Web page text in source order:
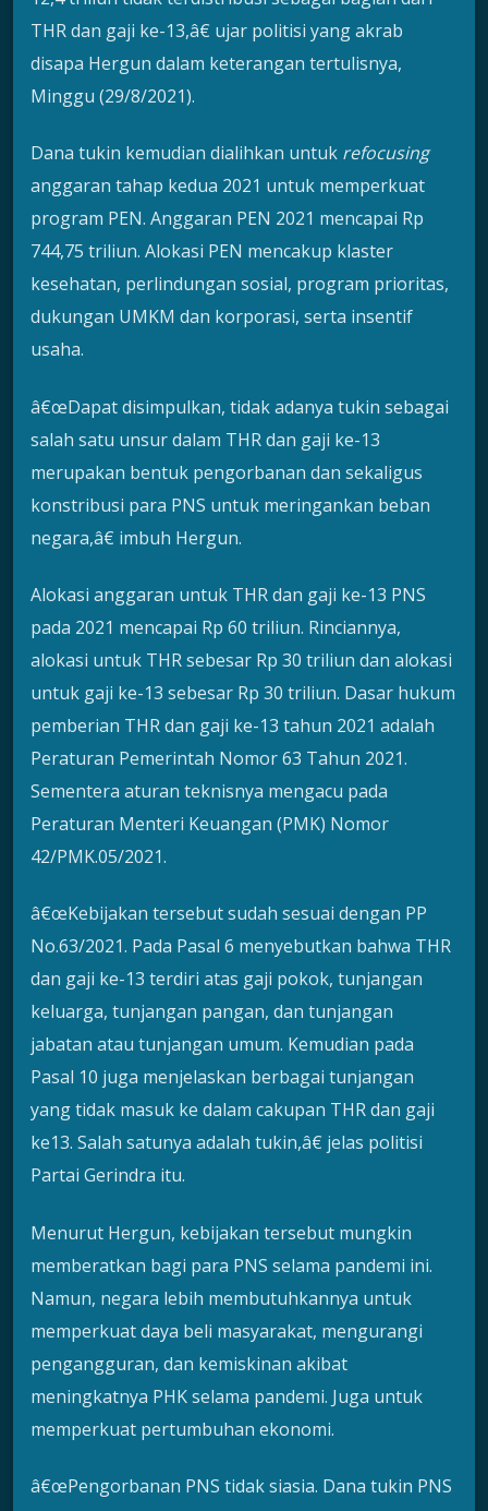
THR dan gaji ke-13,â€ ujar politisi yang akrab
disapa Hergun dalam keterangan tertulisnya,
Minggu (29/8/2021).
Dana tukin kemudian dialihkan untuk refocusing
anggaran tahap kedua 2021 untuk memperkuat
program PEN. Anggaran PEN 2021 mencapai Rp
744,75 triliun. Alokasi PEN mencakup klaster
kesehatan, perlindungan sosial, program prioritas,
dukungan UMKM dan korporasi, serta insentif
usaha.
â€œDapat disimpulkan, tidak adanya tukin sebagai
salah satu unsur dalam THR dan gaji ke-13
merupakan bentuk pengorbanan dan sekaligus
konstribusi para PNS untuk meringankan beban
negara,â€ imbuh Hergun.
Alokasi anggaran untuk THR dan gaji ke-13 PNS
pada 2021 mencapai Rp 60 triliun. Rinciannya,
alokasi untuk THR sebesar Rp 30 triliun dan alokasi
untuk gaji ke-13 sebesar Rp 30 triliun. Dasar hukum
pemberian THR dan gaji ke-13 tahun 2021 adalah
Peraturan Pemerintah Nomor 63 Tahun 2021.
Sementera aturan teknisnya mengacu pada
Peraturan Menteri Keuangan (PMK) Nomor
42/PMK.05/2021.
â€œKebijakan tersebut sudah sesuai dengan PP
No.63/2021. Pada Pasal 6 menyebutkan bahwa THR
dan gaji ke-13 terdiri atas gaji pokok, tunjangan
keluarga, tunjangan pangan, dan tunjangan
jabatan atau tunjangan umum. Kemudian pada
Pasal 10 juga menjelaskan berbagai tunjangan
yang tidak masuk ke dalam cakupan THR dan gaji
ke13. Salah satunya adalah tukin,â€ jelas politisi
Partai Gerindra itu.
Menurut Hergun, kebijakan tersebut mungkin
memberatkan bagi para PNS selama pandemi ini.
Namun, negara lebih membutuhkannya untuk
memperkuat daya beli masyarakat, mengurangi
pengangguran, dan kemiskinan akibat
meningkatnya PHK selama pandemi. Juga untuk
memperkuat pertumbuhan ekonomi.
â€œPengorbanan PNS tidak siasia. Dana tukin PNS